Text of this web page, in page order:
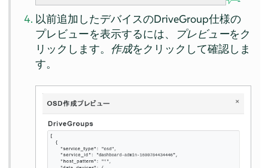
以前追加したデバイスのDriveGroup仕様の
プレビューを表示するには、
プレビューをク
リックします。 作成をクリックして確認しま
す。